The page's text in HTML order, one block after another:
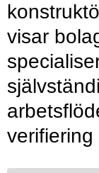
visar